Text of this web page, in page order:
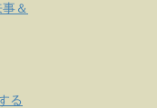
＆
る